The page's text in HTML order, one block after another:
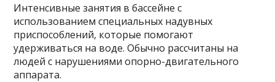
Интенсивные занятия в бассейне с
использованием специальных надувных
приспособлений, которые помогают
удерживаться на воде. Обычно рассчитаны на
людей с нарушениями опорно-двигательного
аппарата.